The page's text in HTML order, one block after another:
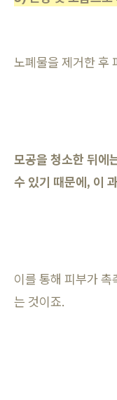
노폐물을 제거한 후
모공을 청소한 뒤에
수 있기 때문에, 이
이를 통해 피부가 촉
는 것이죠.